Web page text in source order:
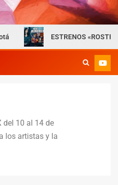
ESTRENOS «ROSTROS DEL
del 10 al 14 de
los artistas y la